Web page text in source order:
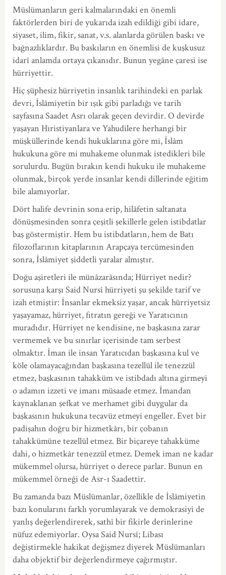
Müslümanların geri kalmalarındaki en önemli
faktörlerden biri de yukarıda izah edildiği gibi idare,
siyaset, ilim, fikir, sanat, v.s. alanlarda görülen baskı ve
bağnazlıklardır. Bu baskıların en önemlisi de kuşkusuz
idarî anlamda ortaya çıkanıdır. Bunun yegâne çaresi ise
hürriyettir.
Hiç şüphesiz hürriyetin insanlık tarihindeki en parlak
devri, İslâmiyetin bir ışık gibi parladığı ve tarih
sayfasına Saadet Asrı olarak geçen devirdir. O devirde
yaşayan Hıristiyanlara ve Yahudilere herhangi bir
müşküllerinde kendi hukuklarına göre mi, İslâm
hukukuna göre mi muhakeme olunmak istedikleri bile
sorulurdu. Bugün bırakın kendi hukuku ile muhakeme
olunmak, birçok yerde insanlar kendi dillerinde eğitim
bile alamıyorlar.
Dört halife devrinin sona erip, hilâfetin saltanata
dönüşmesinden sonra çeşitli şekillerle gelen istibdatlar
baş göstermiştir. Hem bu istibdatların, hem de Batı
filozoflarının kitaplarının Arapçaya tercümesinden
sonra, İslâmiyet şiddetli yaralar almıştır.
Doğu aşiretleri ile münâzarâsında; Hürriyet nedir?
sorusuna karşı Said Nursî hürriyeti şu şekilde tarif ve
izah etmiştir: İnsanlar ekmeksiz yaşar, ancak hürriyetsiz
yaşayamaz, hürriyet, fıtratın gereği ve Yaratıcının
muradıdır. Hürriyet ne kendisine, ne başkasına zarar
vermemek ve bu sınırlar içerisinde tam serbest
olmaktır. İman ile insan Yaratıcıdan başkasına kul ve
köle olamayacağından başkasına tezellül ile tenezzül
etmez, başkasının tahakküm ve istibdadı altına girmeyi
o adamın izzeti ve imanı müsaade etmez. İmandan
kaynaklanan şefkat ve merhamet gibi duygular da
başkasının hukukuna tecavüz etmeyi engeller. Evet bir
padişahın doğru bir hizmetkârı, bir çobanın
tahakkümüne tezellül etmez. Bir biçareye tahakküme
dahi, o hizmetkâr tenezzül etmez. Demek iman ne kadar
mükemmel olursa, hürriyet o derece parlar. Bunun en
mükemmel örneği de Asr-ı Saadettir.
Bu zamanda bazı Müslümanlar, özellikle de İslâmiyetin
bazı konularını farklı yorumlayarak ve demokrasiyi de
yanlış değerlendirerek, sathî bir fikirle derinlerine
nüfuz edemiyorlar. Oysa Said Nursî; Libası
değiştirmekle hakikat değişmez diyerek Müslümanları
daha objektif bir değerlendirmeye çağırmıştır.